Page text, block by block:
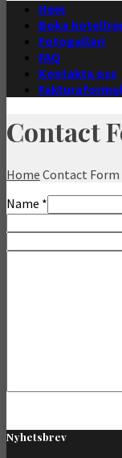
Hem
Boka
Fotogalleri
FAQ
Kontakta oss
Contact
Home Contact Form
Name *
Nyhetsbrev